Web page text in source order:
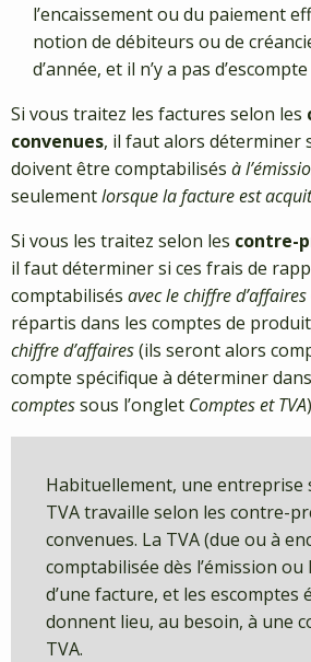
l’encaissement ou du paiement
notion de débiteurs ou de
d’année, et il n’y a pas
Si vous traitez les factures selon les
convenues, il faut alors déterminer
doivent être comptabilisés à
seulementlorsque la facture est
Si vous les traitez selon les contre-
il faut déterminer si ces frais de
comptabilisés avec le chiffre d’affaires
répartis dans les comptes de
chiffred’affaires(ils seront alors
compte spécifique à déterminer
comptessous l’onglet Comptes et TVA
Habituellement, une entreprise
TVA travaille selon les contre-
convenues. La TVA (due ou à
comptabilisée dès l’émission
d’une facture, et les escomptes
donnent lieu, au besoin, à une
TVA.